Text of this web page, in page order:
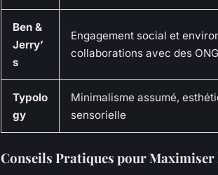
Ben &
Jerry’
s
Engagement social et
collaborations avec des ONG
Typolo
gy
Minimalisme assumé,
sensorielle
Conseils Pratiques pour Maximiser